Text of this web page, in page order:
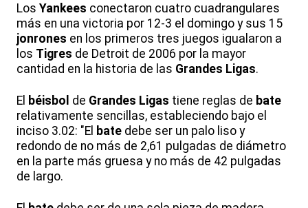
Los Yankees conectaron cuatro cuadrangulares
más en una victoria por 12-3 el domingo y sus 15
jonrones en los primeros tres juegos igualaron a
los Tigres de Detroit de 2006 por la mayor
cantidad en la historia de las Grandes Ligas.
El béisbol de Grandes Ligas tiene reglas de bate
relativamente sencillas, estableciendo bajo el
inciso 3.02: "El bate debe ser un palo liso y
redondo de no más de 2,61 pulgadas de diámetro
en la parte más gruesa y no más de 42 pulgadas
de largo.